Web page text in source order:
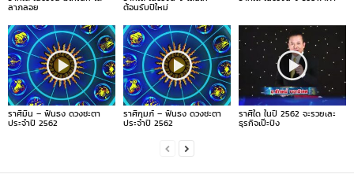
ลาภลอย ต้อนรับปีใหม่
ราศีมีน – ฟันธง ดวงชะตา
ประจำปี 2562
ราศีกุมภ์ – ฟันธง ดวงชะตา
ประจำปี 2562
ราศีใด ในปี 2562 จะรวยเละ
ธุรกิจเป๊ะปัง